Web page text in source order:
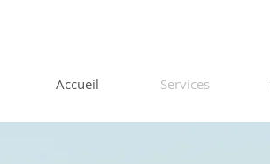
Accueil Services